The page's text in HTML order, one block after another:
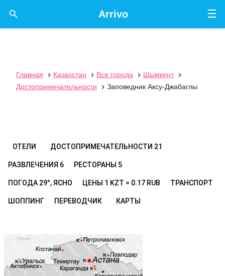
☰
Arrivo

Главная  Казахстан  Все города  Шымкент

Достопримечательности
 Заповедник Аксу-Джабаглы
ОТЕЛИ ДОСТОПРИМЕЧАТЕЛЬНОСТИ 21
РАЗВЛЕЧЕНИЯ 6 РЕСТОРАНЫ 5
ПОГОДА 29°, ЯСНО ЦЕНЫ 1 KZT = 0.17 RUB ТРАНСПОРТ
ШОППИНГ ПЕРЕВОДЧИК КАРТЫ